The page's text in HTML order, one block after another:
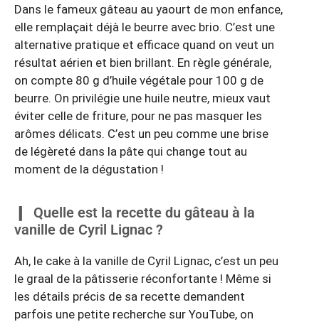
Dans le fameux gâteau au yaourt de mon enfance,
elle remplaçait déjà le beurre avec brio. C’est une
alternative pratique et efficace quand on veut un
résultat aérien et bien brillant. En règle générale,
on compte 80 g d’huile végétale pour 100 g de
beurre. On privilégie une huile neutre, mieux vaut
éviter celle de friture, pour ne pas masquer les
arômes délicats. C’est un peu comme une brise
de légèreté dans la pâte qui change tout au
moment de la dégustation !
Quelle est la recette du gâteau à la
vanille de Cyril Lignac ?
Ah, le cake à la vanille de Cyril Lignac, c’est un peu
le graal de la pâtisserie réconfortante ! Même si
les détails précis de sa recette demandent
parfois une petite recherche sur YouTube, on